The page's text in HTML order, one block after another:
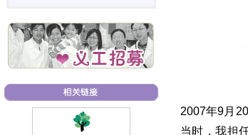
2007年9月
当时，我担